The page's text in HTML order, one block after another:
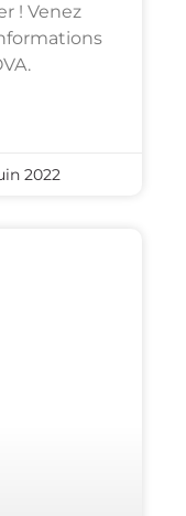
! Venez
2022